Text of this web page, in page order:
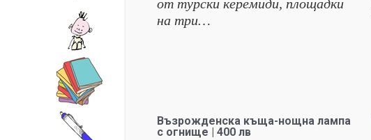
от турски керемиди, площадки
на три…
Възрожденска къща-нощна лампа
с огнище | 400 лв